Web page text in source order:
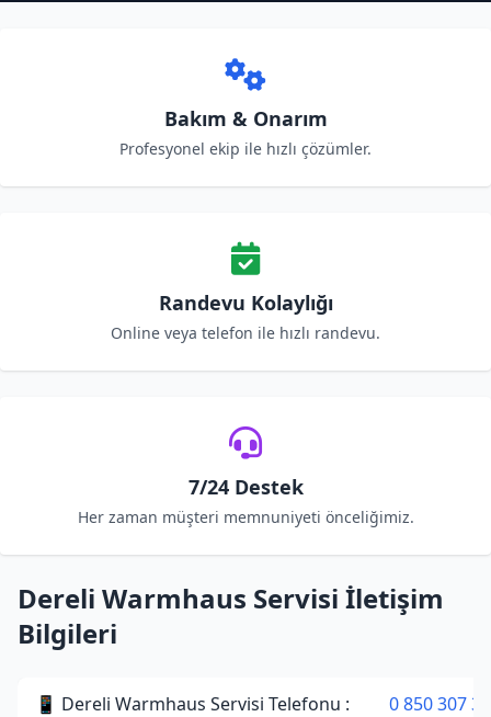
Bakım & Onarım
Profesyonel ekip ile hızlı çözümler.
Randevu Kolaylığı
Online veya telefon ile hızlı randevu.
7/24 Destek
Her zaman müşteri memnuniyeti önceliğimiz.
Dereli Warmhaus Servisi İletişim
Bilgileri
📱 Dereli Warmhaus Servisi Telefonu : 0 850 307